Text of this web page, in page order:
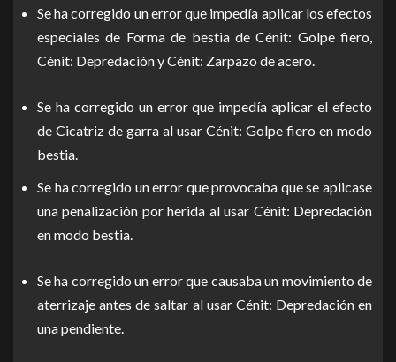
Se ha corregido un error que impedía aplicar los efectos
especiales de Forma de bestia de Cénit: Golpe fiero,
Cénit: Depredación y Cénit: Zarpazo de acero.
Se ha corregido un error que impedía aplicar el efecto
de Cicatriz de garra al usar Cénit: Golpe fiero en modo
bestia.
Se ha corregido un error que provocaba que se aplicase
una penalización por herida al usar Cénit: Depredación
en modo bestia.
Se ha corregido un error que causaba un movimiento de
aterrizaje antes de saltar al usar Cénit: Depredación en
una pendiente.